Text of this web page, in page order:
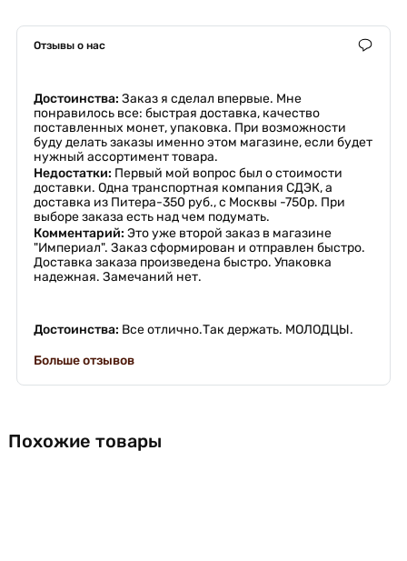
Отзывы о нас
Достоинства: Заказ я сделал впервые. Мне
понравилось все: быстрая доставка, качество
поставленных монет, упаковка. При возможности
буду делать заказы именно этом магазине, если будет
нужный ассортимент товара.
Недостатки: Первый мой вопрос был о стоимости
доставки. Одна транспортная компания СДЭК, а
доставка из Питера-350 руб., с Москвы -750р. При
выборе заказа есть над чем подумать.
Комментарий: Это уже второй заказ в магазине
"Империал". Заказ сформирован и отправлен быстро.
Доставка заказа произведена быстро. Упаковка
надежная. Замечаний нет.
Достоинства: Все отлично.Так держать. МОЛОДЦЫ.
Больше отзывов
Похожие товары